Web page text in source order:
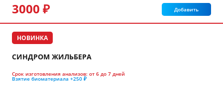
3000 ₽ Добавить
НОВИНКА
СИНДРОМ ЖИЛЬБЕРА
Срок изготовления анализов: от 6 до 7 дней
Взятие биоматериала +250 ₽